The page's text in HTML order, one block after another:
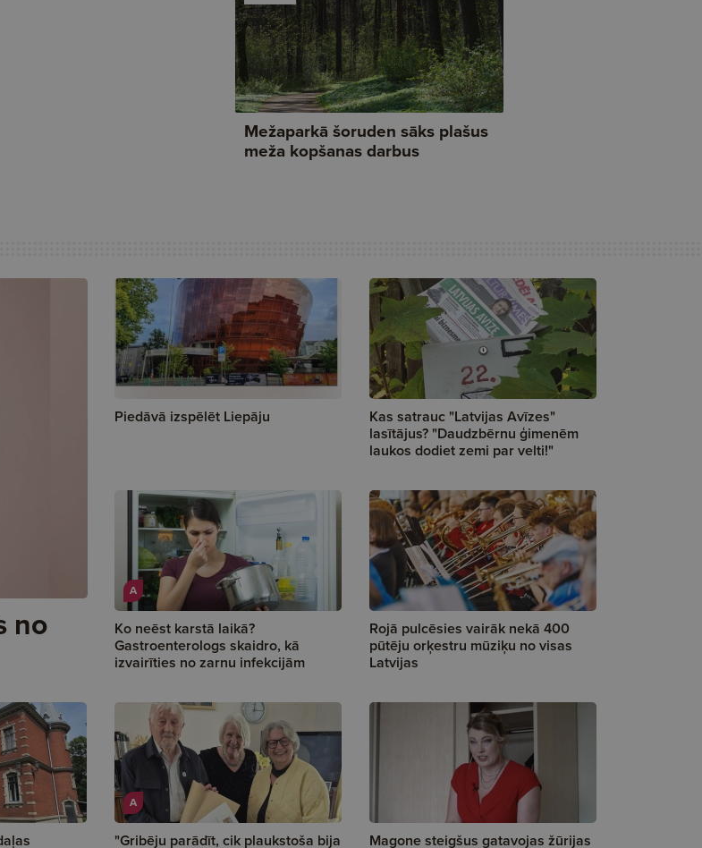
no
Piedāvā izspēlēt Liepāju
Kas satrauc "Latvijas Avīzes"
lasītājus? "Daudzbērnu ģimenēm
laukos dodiet zemi par velti!"
A
Ko neēst karstā laikā?
Gastroenterologs skaidro, kā
izvairīties no zarnu infekcijām
Rojā pulcēsies vairāk nekā 400
pūtēju orķestru mūziķu no visas
Latvijas
A
"Gribēju parādīt, cik plaukstoša bija
Magone steigšus gatavojas žūrijas